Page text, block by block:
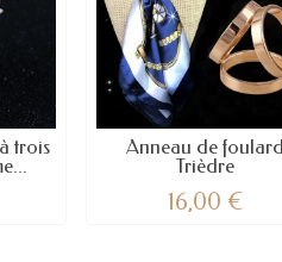
trois
Anneau de foulard
Trièdre
16,00 €